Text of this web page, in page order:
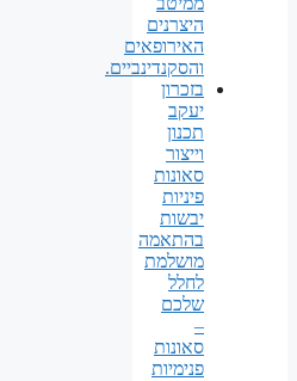
היצרנים
האירופאים
והסקנדינביים.
בזכרון
יעקב
תכנון
וייצור
סאונות
פיניות
יבשות
בהתאמה
מושלמת
לחלל
שלכם
–
סאונות
פנימיות